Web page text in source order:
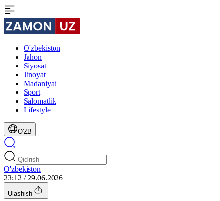
O'zbekiston
Jahon
Siyosat
Jinoyat
Madaniyat
Sport
Salomatlik
Lifestyle
O'ZB
O'zbekiston
23:12 / 29.06.2026
Ulashish